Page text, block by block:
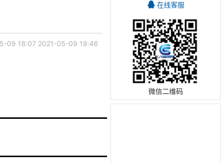
09 18:07 2021-05-09 19:46
在线客服
微信二维码